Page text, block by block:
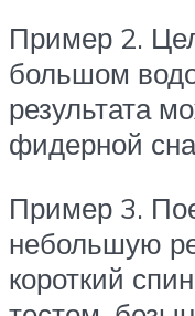
Пример 2.
большом
результата
фидерной
Пример 3.
небольшую
короткий